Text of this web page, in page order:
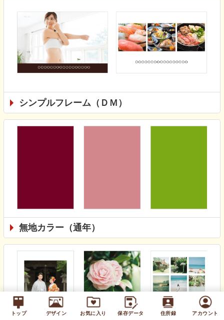
トップ デザイン お気に入り 保存データ 住所録 アカウント
シンプルフレーム（ＤＭ）
無地カラー（通年）